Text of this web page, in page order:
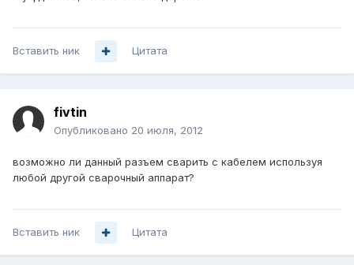
Вставить ник Цитата
fivtin
Опубликовано 20 июля, 2012
возможно ли данный разъем сварить с кабелем используя
любой другой сварочный аппарат?
Вставить ник Цитата